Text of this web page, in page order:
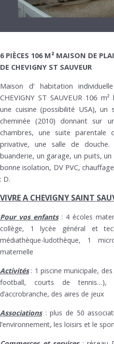
6 PIÈCES 106 M² MAISON DE
DE CHEVIGNY ST SAUVEUR
Maison d’ habitation
CHEVIGNY ST SAUVEUR 106
une cuisine (possibilité USA), un
cheminée (2010) donnant sur
chambres, une suite parentale
privative, une salle de
buanderie, un garage, un puits,
bonne isolation, DV PVC,
: D.
VIVRE A CHEVIGNY SAINT
Pour vos enfants: 4 écoles
collège, 1 lycée général et
médiathèque-ludothèque, 1
maternelle
Activités: 1 piscine municipale,
football, courts de tennis…),
d’accrobranche, des aires de jeux
Associations: plus de 50
l’environnement, les loisirs et le